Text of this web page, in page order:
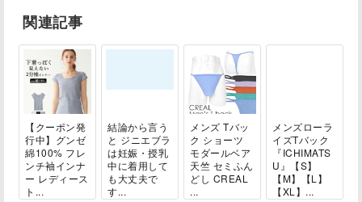
関連記事
【クーポン発
行中】グンゼ
綿100% フレ
ンチ袖インナ
ー レディース
ト...
結論から言う
と ジニエブラ
は妊娠・授乳
中に着用して
も大丈夫で
す...
メンズ Tバッ
ク ショーツ
モダールベア
天竺 セミふん
どし CREAL
...
メンズローラ
イズTバック
『ICHIMATS
U』【S】
【M】【L】
【XL】...